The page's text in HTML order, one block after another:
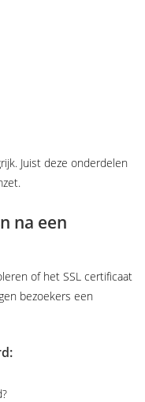
Juist deze onderdelen
na een
of het SSL certificaat
bezoekers een